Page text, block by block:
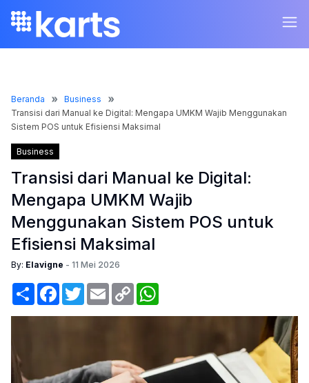
Beranda
Business
Transisi dari Manual ke Digital: Mengapa UMKM Wajib Menggunakan
Sistem POS untuk Efisiensi Maksimal
Business
Transisi dari Manual ke Digital:
Mengapa UMKM Wajib
Menggunakan Sistem POS untuk
Efisiensi Maksimal
By: Elavigne - 11 Mei 2026
ShareFacebook
TwitterEmail Copy
Link